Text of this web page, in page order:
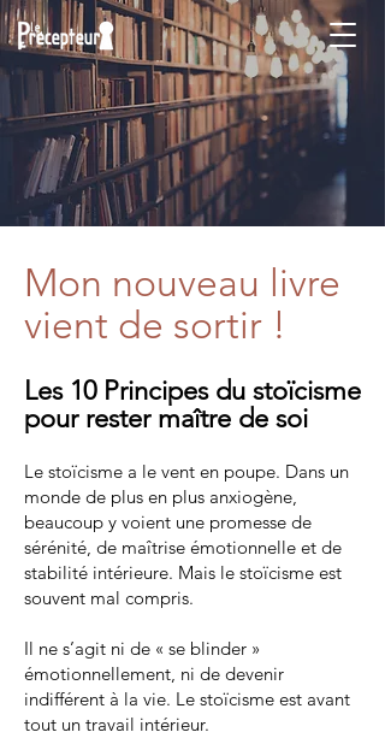
Mon nouveau livre
vient de sortir !
Les 10 Principes du stoïcisme
pour rester maître de soi
Le stoïcisme a le vent en poupe. Dans un
monde de plus en plus anxiogène,
beaucoup y voient une promesse de
sérénité, de maîtrise émotionnelle et de
stabilité intérieure. Mais le stoïcisme est
souvent mal compris.
Il ne s’agit ni de « se blinder »
émotionnellement, ni de devenir
indifférent à la vie. Le stoïcisme est avant
tout un travail intérieur.